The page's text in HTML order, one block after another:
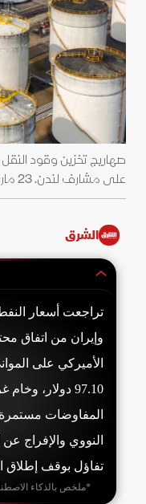
صهاريج تخزين وقود
على مشارف لندن. 23 مارس 2026 - Bloomberg
الشرق
تراجعت أسعار
وإيران من اتفاق
الأميركي على
المفاوضات
النووي والإفراج
تفاؤل بوقف إطلاق
*ملخص بالذكاء